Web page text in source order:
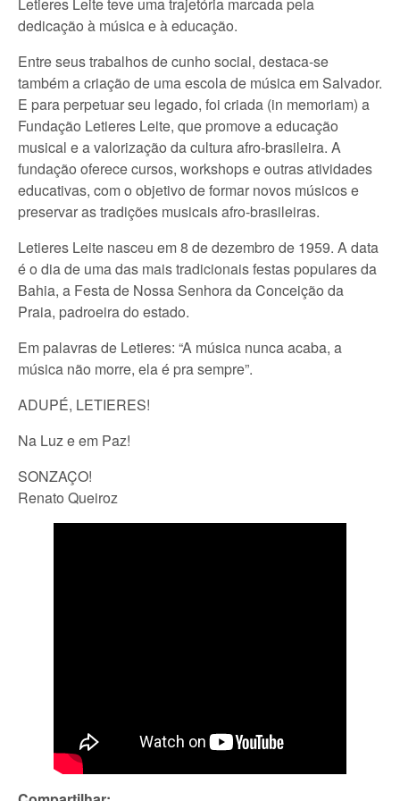
dedicação à música e à educação.
Entre seus trabalhos de cunho social, destaca-se
também a criação de uma escola de música em Salvador.
E para perpetuar seu legado, foi criada (in memoriam) a
Fundação Letieres Leite, que promove a educação
musical e a valorização da cultura afro-brasileira. A
fundação oferece cursos, workshops e outras atividades
educativas, com o objetivo de formar novos músicos e
preservar as tradições musicais afro-brasileiras.
Letieres Leite nasceu em 8 de dezembro de 1959. A data
é o dia de uma das mais tradicionais festas populares da
Bahia, a Festa de Nossa Senhora da Conceição da
Praia, padroeira do estado.
Em palavras de Letieres: “A música nunca acaba, a
música não morre, ela é pra sempre”.
ADUPÉ, LETIERES!
Na Luz e em Paz!
SONZAÇO!
Renato Queiroz